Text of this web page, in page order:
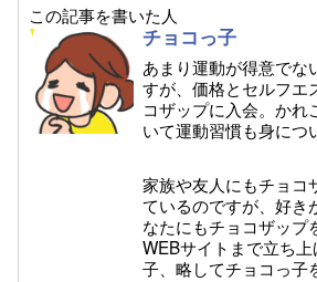
この記事を書いた人
チョコっ子
あまり運動が得意でな
すが、価格とセルフエ
コザップに入会。かれ
いて運動習慣も身につ
家族や友人にもチョコ
ているのですが、好き
なたにもチョコザップ
WEBサイトまで立ち
子、略してチョコっ子